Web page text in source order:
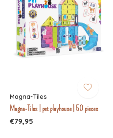
Magna-Tiles
Magna-Tiles | pet playhouse | 50 pieces
€79,95